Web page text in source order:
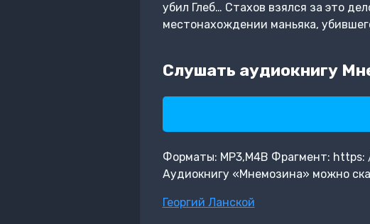
убил Глеб… Стахов взялся за это
местонахождении маньяка,
Слушать аудиокнигу
Форматы: MP3,M4B Фрагмент:
Аудиокнигу «Мнемозина» можно
Метки
Георгий Ланской